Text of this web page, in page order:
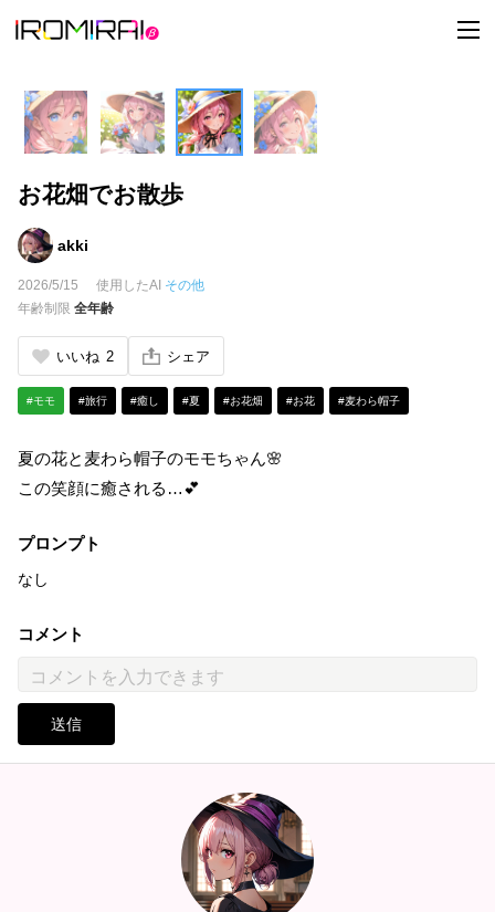
t
o
お花畑でお散歩
akki
2026/5/15 使用したAI その他
年齢制限 全年齢
いいね 2 シェア
#モモ #旅行 #癒し #夏 #お花畑 #お花 #麦わら帽子
夏の花と麦わら帽子のモモちゃん🌸
この笑顔に癒される…💕
プロンプト
なし
コメント
送信